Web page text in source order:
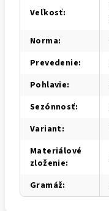
Veľkosť:
Norma:
Prevedenie:
Pohlavie:
Sezónnosť:
Variant:
Materiálové
zloženie:
Gramáž: